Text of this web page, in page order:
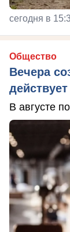
сегодня в
Общество
Вечера
В августе